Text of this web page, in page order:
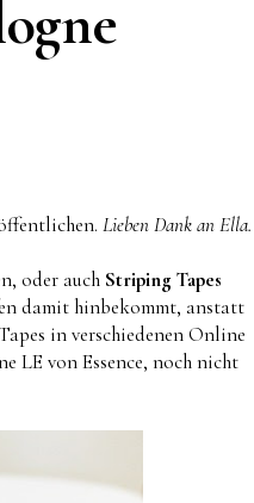
Lieben Dank an Ella.
oder auch Striping Tapes
damit hinbekommt, anstatt
in verschiedenen Online
LE von Essence, noch nicht